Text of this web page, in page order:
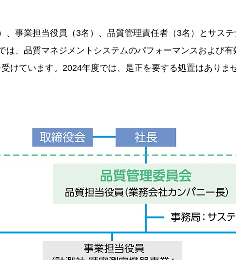
、事業担当役員（3名）、品質管理責任者（3名）とサス
は、品質マネジメントシステムのパフォーマンスおよび
けています。2024年度では、是正を要する処置はありま